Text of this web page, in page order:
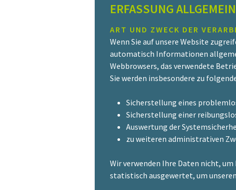
ERFASSUNG
ART UND ZWECK DER
Wenn Sie auf unsere Website
automatisch Informationen
Webbrowsers, das verwendete
Sie werden insbesondere zu
Sicherstellung eines
Sicherstellung einer
Auswertung der
zu weiteren administrativen
Wir verwenden Ihre Daten nicht,
statistisch ausgewertet, um